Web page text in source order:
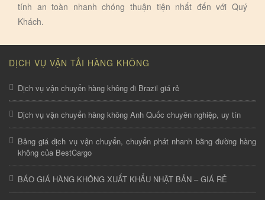
tính an toàn nhanh chóng thuận tiện nhất đến với Quý
Khách.
DỊCH VỤ VẬN TẢI HÀNG KHÔNG
Dịch vụ vận chuyển hàng không đi Brazil giá rẻ
Dịch vụ vận chuyển hàng không Anh Quốc chuyên nghiệp, uy tín
Bảng giá dịch vụ vận chuyển, chuyển phát nhanh bằng đường hàng
không của BestCargo
BÁO GIÁ HÀNG KHÔNG XUẤT KHẨU NHẬT BẢN – GIÁ RẺ